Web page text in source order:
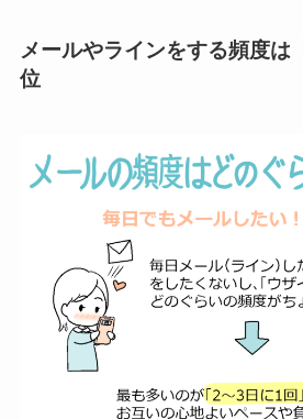
メールやラインをする頻度は
位